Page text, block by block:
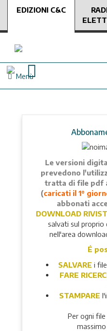
EDIZIONI C&C
Menù
Le versioni
prevedono
tratta di file pdf
(caricati il 1°
abbonati
DOWNLOAD
salvati sul
nell'area
É
SALVARE i
FARE
STAMPARE
Per ogni